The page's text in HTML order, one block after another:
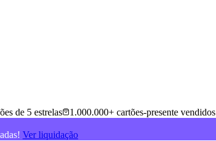
de 5 estrelas 1.000.000+ cartões-presente vendidos
Ver liquidação